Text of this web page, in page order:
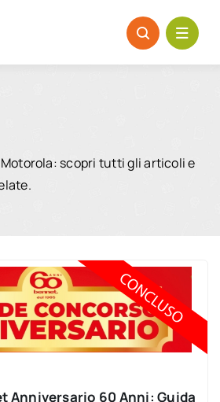
scopri tutti gli articoli e
Anniversario 60 Anni: Guida